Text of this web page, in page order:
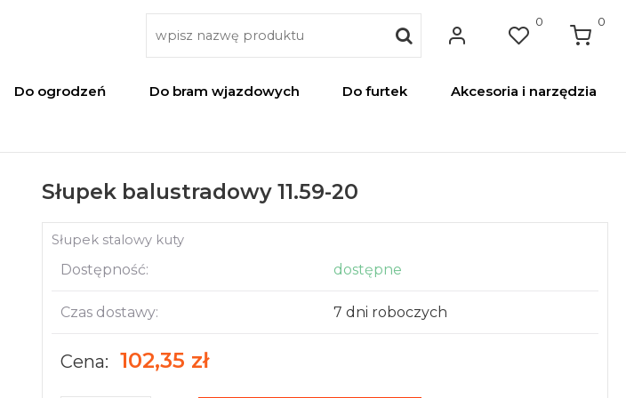
0 0
Do ogrodzeń Do bram wjazdowych Do furtek Akcesoria i narzędzia
Słupek balustradowy 11.59-20
Słupek stalowy kuty
Dostępność: dostępne
Czas dostawy: 7 dni roboczych
Cena: 102,35 zł